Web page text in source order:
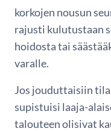
korkojen nousun
rajusti kulutustaan
hoidosta tai
varalle.
Jos jouduttaisiin
supistuisi laaja-
talouteen olisivat